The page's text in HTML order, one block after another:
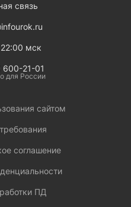
связь
мск
600-21-01
для России
сайтом
соглашение
ПД